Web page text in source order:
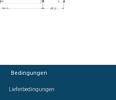
Bedingungen
Lieferbedingungen
Bedingungen
Lieferbedingungen